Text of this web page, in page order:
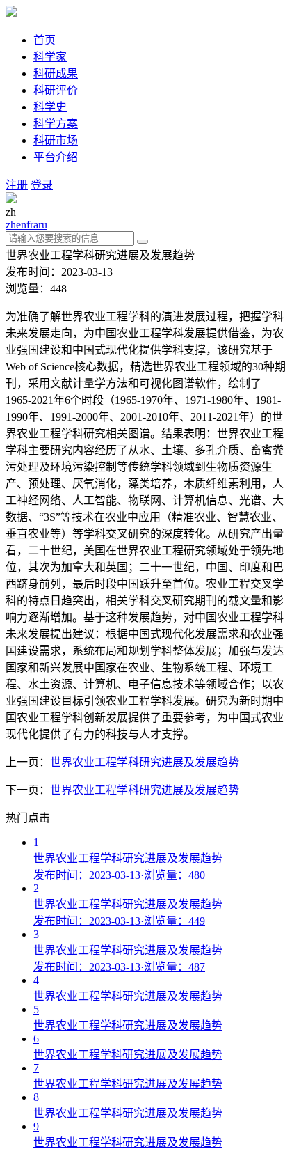
首页
科学家
科研成果
科研评价
科学史
科学方案
科研市场
平台介绍
注册 登录
zh
zhenfraru
世界农业工程学科研究进展及发展趋势
发布时间：2023-03-13
浏览量：448
为准确了解世界农业工程学科的演进发展过程，把握学科
未来发展走向，为中国农业工程学科发展提供借鉴，为农
业强国建设和中国式现代化提供学科支撑，该研究基于
Web of Science核心数据，精选世界农业工程领域的30种期
刊，采用文献计量学方法和可视化图谱软件，绘制了
1965-2021年6个时段（1965-1970年、1971-1980年、1981-
1990年、1991-2000年、2001-2010年、2011-2021年）的世
界农业工程学科研究相关图谱。结果表明：世界农业工程
学科主要研究内容经历了从水、土壤、多孔介质、畜禽粪
污处理及环境污染控制等传统学科领域到生物质资源生
产、预处理、厌氧消化，藻类培养，木质纤维素利用，人
工神经网络、人工智能、物联网、计算机信息、光谱、大
数据、“3S”等技术在农业中应用（精准农业、智慧农业、
垂直农业等）等学科交叉研究的深度转化。从研究产出量
看，二十世纪，美国在世界农业工程研究领域处于领先地
位，其次为加拿大和英国；二十一世纪，中国、印度和巴
西跻身前列，最后时段中国跃升至首位。农业工程交叉学
科的特点日趋突出，相关学科交叉研究期刊的载文量和影
响力逐渐增加。基于这种发展趋势，对中国农业工程学科
未来发展提出建议：根据中国式现代化发展需求和农业强
国建设需求，系统布局和规划学科整体发展；加强与发达
国家和新兴发展中国家在农业、生物系统工程、环境工
程、水土资源、计算机、电子信息技术等领域合作；以农
业强国建设目标引领农业工程学科发展。研究为新时期中
国农业工程学科创新发展提供了重要参考，为中国式农业
现代化提供了有力的科技与人才支撑。
上一页： 世界农业工程学科研究进展及发展趋势
下一页： 世界农业工程学科研究进展及发展趋势
热门点击
1
世界农业工程学科研究进展及发展趋势
发布时间：2023-03-13·浏览量：480
2
世界农业工程学科研究进展及发展趋势
发布时间：2023-03-13·浏览量：449
3
世界农业工程学科研究进展及发展趋势
发布时间：2023-03-13·浏览量：487
4
世界农业工程学科研究进展及发展趋势
5
世界农业工程学科研究进展及发展趋势
6
世界农业工程学科研究进展及发展趋势
7
世界农业工程学科研究进展及发展趋势
8
世界农业工程学科研究进展及发展趋势
9
世界农业工程学科研究进展及发展趋势